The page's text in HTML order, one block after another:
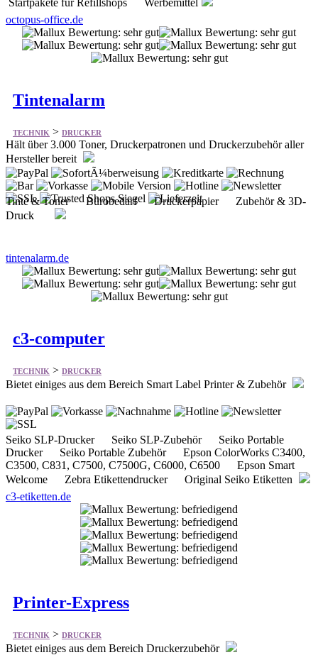
Startpakete für Refillshops Werbemittel
octopus-office.de
Tintenalarm
TECHNIK > DRUCKER
Hält über 3.000 Toner, Druckerpatronen und Druckerzubehör aller
Hersteller bereit
Tinte & Toner Bürobedarf Druckerpapier Zubehör & 3D-
Druck
tintenalarm.de
c3-computer
TECHNIK > DRUCKER
Bietet einiges aus dem Bereich Smart Label Printer & Zubehör
Seiko SLP-Drucker Seiko SLP-Zubehör Seiko Portable
Drucker Seiko Portable Zubehör Epson ColorWorks C3400,
C3500, C831, C7500, C7500G, C6000, C6500 Epson Smart
Welcome Zebra Etikettendrucker Original Seiko Etiketten
c3-etiketten.de
Printer-Express
TECHNIK > DRUCKER
Bietet einiges aus dem Bereich Druckerzubehör